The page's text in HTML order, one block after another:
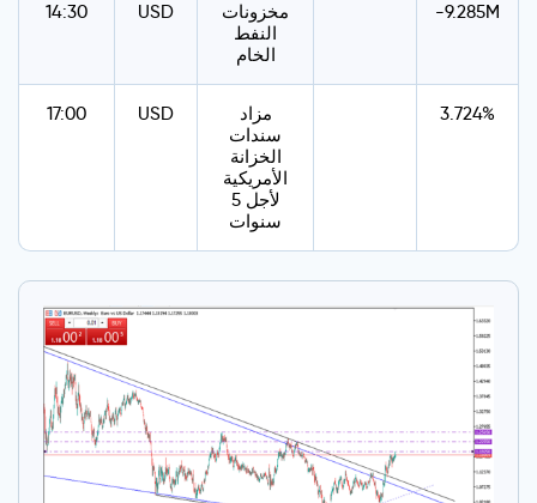
14:30 USD
مخزونات
النفط
الخام
-9.285M
17:00 USD
مزاد
سندات
الخزانة
الأمريكية
لأجل 5
سنوات
3.724%